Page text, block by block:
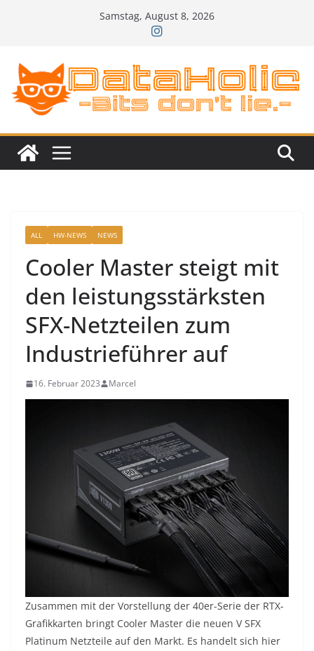
Samstag, August 8, 2026
ALL HW-NEWS NEWS
Cooler Master steigt mit
den leistungsstärksten
SFX-Netzteilen zum
Industrieführer auf
16. Februar 2023 Marcel
Zusammen mit der Vorstellung der 40er-Serie der RTX-
Grafikkarten bringt Cooler Master die neuen V SFX
Platinum Netzteile auf den Markt. Es handelt sich hier